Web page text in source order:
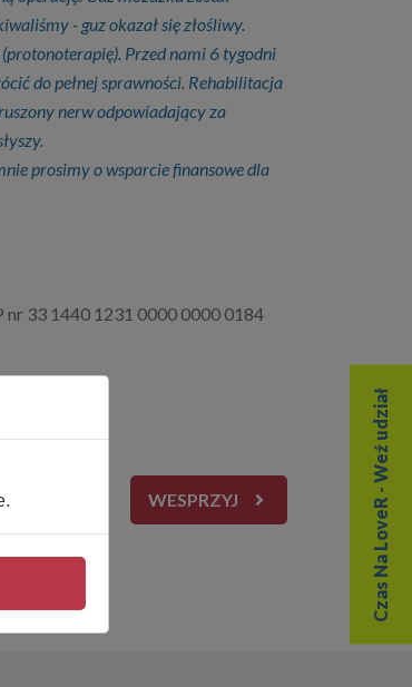
- guz okazał się złośliwy.
Przed nami 6 tygodni
do pełnej sprawności. Rehabilitacja
nerw odpowiadający za
prosimy o wsparcie finansowe dla
nr 33 1440 1231 0000 0000 0184
WESPRZYJ Czas Na LoveR - Weź udział